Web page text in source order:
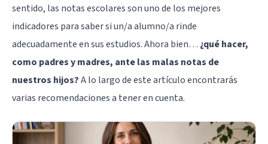
sentido, las notas escolares son uno de los mejores
indicadores para saber si un/a alumno/a rinde
adecuadamente en sus estudios. Ahora bien… ¿qué hacer,
como padres y madres, ante las malas notas de
nuestros hijos?A lo largo de este artículo encontrarás
varias recomendaciones a tener en cuenta.